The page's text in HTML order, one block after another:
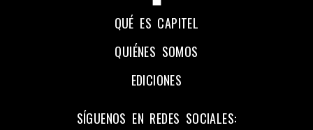
QUÉ ES CAPITEL
QUIÉNES SOMOS
EDICIONES
SÍGUENOS EN REDES SOCIALES: